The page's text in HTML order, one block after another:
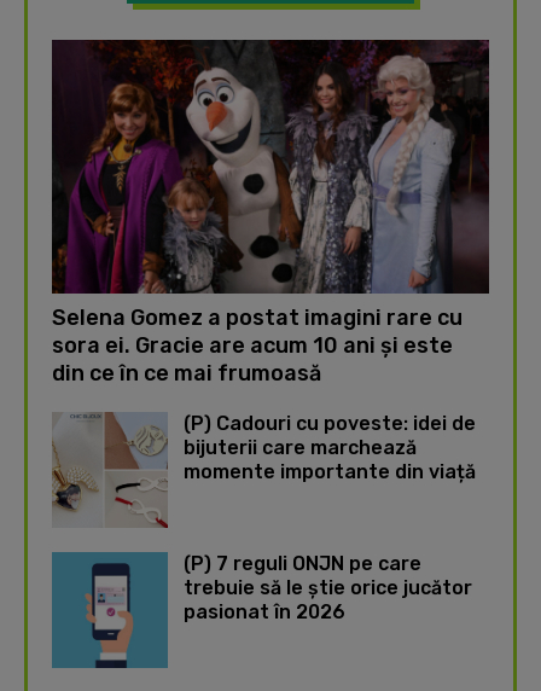
Selena Gomez a postat imagini rare cu
sora ei. Gracie are acum 10 ani și este
din ce în ce mai frumoasă
(P) Cadouri cu poveste: idei de
bijuterii care marchează
momente importante din viață
(P) 7 reguli ONJN pe care
trebuie să le știe orice jucător
pasionat în 2026